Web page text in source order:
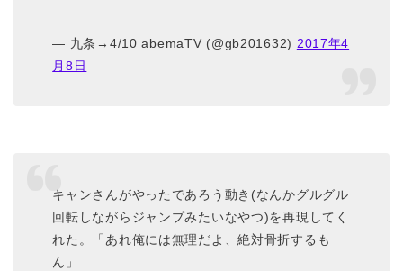
— 九条→4/10 abemaTV (@gb201632) 2017年4
月8日
キャンさんがやったであろう動き(なんかグルグル
回転しながらジャンプみたいなやつ)を再現してく
れた。「あれ俺には無理だよ、絶対骨折するも
ん」